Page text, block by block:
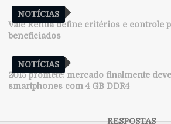
NOTÍCIAS
Vale Renda define critérios e controle
beneficiados
NOTÍCIAS
2015 promete: mercado finalmente
smartphones com 4 GB DDR4